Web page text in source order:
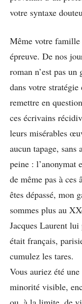
votre syntaxe
Même votre famille
épreuve. De nos
roman n’est pas un
dans votre
remettre en
ces écrivains
leurs misérables
aucun tapage, sans
peine : l’anonymat
de même pas à ces
êtes dépassé, mon
sommes plus au
Jacques Laurent
était français,
cumulez les tares.
Vous auriez été
minorité visible,